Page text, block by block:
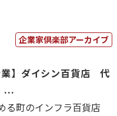
企業家倶楽部アーカイブ
業】ダイシン百貨店 代
...
る町のインフラ百貨店